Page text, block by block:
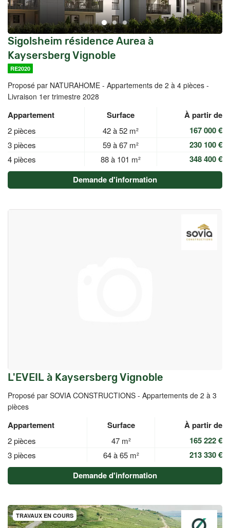
Sigolsheim résidence Aurea à
Kaysersberg Vignoble
RE2020
Proposé par NATURAHOME - Appartements de 2 à 4 pièces -
Livraison 1er trimestre 2028
Appartement Surface À partir de
2 pièces 42 à 52 m² 167 000 €
3 pièces 59 à 67 m² 230 100 €
4 pièces 88 à 101 m²
348 400 €
Demande d'information
L'EVEIL à Kaysersberg Vignoble
Proposé par SOVIA CONSTRUCTIONS - Appartements de 2 à 3
pièces
Appartement Surface À partir de
2 pièces 47 m² 165 222 €
3 pièces 64 à 65 m²
213 330 €
Demande d'information
TRAVAUX EN COURS